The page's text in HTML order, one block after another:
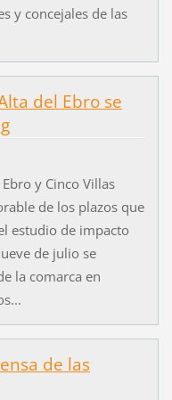
y concejales de las
del Ebro se
y Cinco Villas
de los plazos que
estudio de impacto
de julio se
la comarca en
de las